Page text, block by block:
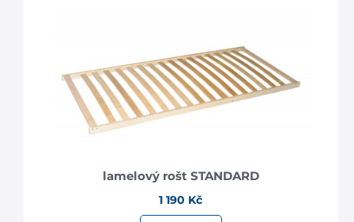
lamelový rošt STANDARD
1 190 Kč